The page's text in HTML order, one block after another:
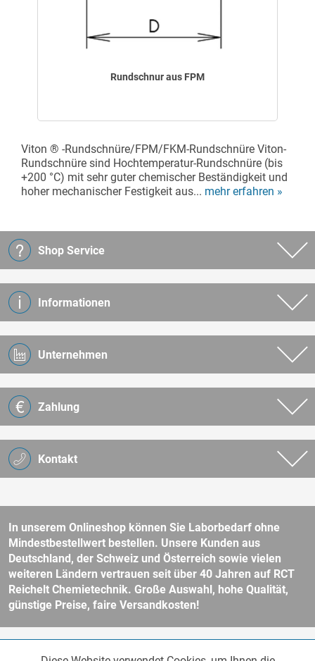
Rundschnur aus FPM
Viton ® -Rundschnüre/FPM/FKM-Rundschnüre Viton-
Rundschnüre sind Hochtemperatur-Rundschnüre (bis
+200 °C) mit sehr guter chemischer Beständigkeit und
hoher mechanischer Festigkeit aus... mehr erfahren »
Kontakt
Shop Service
Informationen
Unternehmen
Zahlung
In unserem Onlineshop können Sie Laborbedarf ohne
Mindestbestellwert bestellen. Unsere Kunden aus
Deutschland, der Schweiz und Österreich sowie vielen
weiteren Ländern vertrauen seit über 40 Jahren auf RCT
Reichelt Chemietechnik. Große Auswahl, hohe Qualität,
günstige Preise, faire Versandkosten!